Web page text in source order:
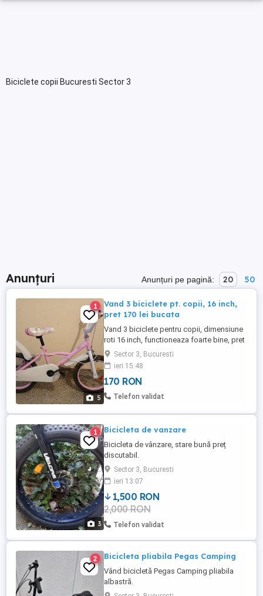
Biciclete copii Bucuresti Sector 3
Anunțuri Anunțuri pe pagină: 20 50
5
1
Vand 3 biciclete pt. copii, 16 inch,
pret 170 lei bucata
Vand 3 biciclete pentru copii, dimensiune
roti 16 inch, functioneaza foarte bine, pret
170 lei bucata
Sector 3, Bucuresti
ieri 15:48
170 RON
Telefon validat
3
1 Bicicleta de vanzare
Bicicleta de vânzare, stare bună preț
discutabil.
Sector 3, Bucuresti
ieri 13:07
1,500 RON
2,000 RON
Telefon validat
2 Bicicleta pliabila Pegas Camping
Vând bicicletă Pegas Camping pliabila
albastră.